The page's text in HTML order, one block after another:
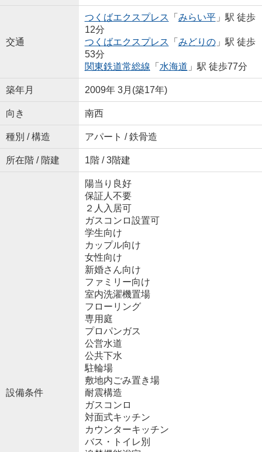
交通
つくばエクスプレス 「 みらい平」駅 徒歩
12分
つくばエクスプレス 「 みどりの」駅 徒歩
53分
関東鉄道常総線 「 水海道 」駅 徒歩77分
築年月 2009年 3月(築17年)
向き 南西
種別 / 構造 アパート / 鉄骨造
所在階 / 階建 1階 / 3階建
設備条件
陽当り良好
保証人不要
２人入居可
ガスコンロ設置可
学生向け
カップル向け
女性向け
新婚さん向け
ファミリー向け
室内洗濯機置場
フローリング
専用庭
プロパンガス
公営水道
公共下水
駐輪場
敷地内ごみ置き場
耐震構造
ガスコンロ
対面式キッチン
カウンターキッチン
バス・トイレ別